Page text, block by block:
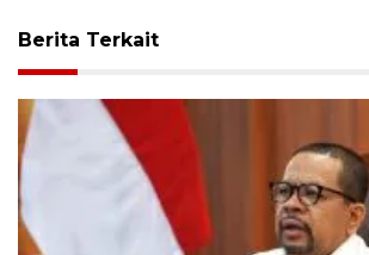
Berita Terkait